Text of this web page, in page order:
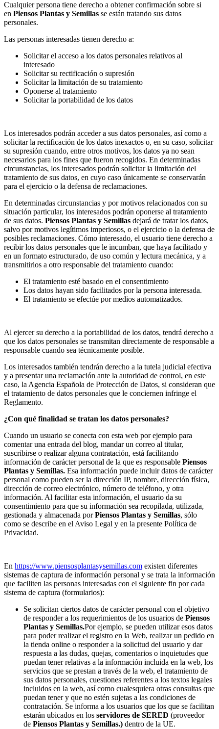
Cualquier persona tiene derecho a obtener confirmación sobre si
en Piensos Plantas y Semillas se están tratando sus datos
personales.
Las personas interesadas tienen derecho a:
Solicitar el acceso a los datos personales relativos al
interesado
Solicitar su rectificación o supresión
Solicitar la limitación de su tratamiento
Oponerse al tratamiento
Solicitar la portabilidad de los datos
Los interesados podrán acceder a sus datos personales, así como a
solicitar la rectificación de los datos inexactos o, en su caso, solicitar
su supresión cuando, entre otros motivos, los datos ya no sean
necesarios para los fines que fueron recogidos. En determinadas
circunstancias, los interesados podrán solicitar la limitación del
tratamiento de sus datos, en cuyo caso únicamente se conservarán
para el ejercicio o la defensa de reclamaciones.
En determinadas circunstancias y por motivos relacionados con su
situación particular, los interesados podrán oponerse al tratamiento
de sus datos. Piensos Plantas y Semillas dejará de tratar los datos,
salvo por motivos legítimos imperiosos, o el ejercicio o la defensa de
posibles reclamaciones. Cómo interesado, el usuario tiene derecho a
recibir los datos personales que le incumban, que haya facilitado y
en un formato estructurado, de uso común y lectura mecánica, y a
transmitirlos a otro responsable del tratamiento cuando:
El tratamiento esté basado en el consentimiento
Los datos hayan sido facilitados por la persona interesada.
El tratamiento se efectúe por medios automatizados.
Al ejercer su derecho a la portabilidad de los datos, tendrá derecho a
que los datos personales se transmitan directamente de responsable a
responsable cuando sea técnicamente posible.
Los interesados también tendrán derecho a la tutela judicial efectiva
y a presentar una reclamación ante la autoridad de control, en este
caso, la Agencia Española de Protección de Datos, si consideran que
el tratamiento de datos personales que le conciernen infringe el
Reglamento.
¿Con qué finalidad se tratan los datos personales?
Cuando un usuario se conecta con esta web por ejemplo para
comentar una entrada del blog, mandar un correo al titular,
suscribirse o realizar alguna contratación, está facilitando
información de carácter personal de la que es responsable Piensos
Plantas y Semillas. Esa información puede incluir datos de carácter
personal como pueden ser la dirección IP, nombre, dirección física,
dirección de correo electrónico, número de teléfono, y otra
información. Al facilitar esta información, el usuario da su
consentimiento para que su información sea recopilada, utilizada,
gestionada y almacenada porPiensos Plantas y Semillas, sólo
como se describe en el Aviso Legal y en la presente Política de
Privacidad.
En https://www.piensosplantasysemillas.com existen diferentes
sistemas de captura de información personal y se trata la información
que faciliten las personas interesadas con el siguiente fin por cada
sistema de captura (formularios):
Se solicitan ciertos datos de carácter personal con el objetivo
de responder a los requerimientos de los usuarios de Piensos
Plantas y Semillas.Por ejemplo, se pueden utilizar esos datos
para poder realizar el registro en la Web, realizar un pedido en
la tienda online o responder a la solicitud del usuario y dar
respuesta a las dudas, quejas, comentarios o inquietudes que
puedan tener relativas a la información incluida en la web, los
servicios que se prestan a través de la web, el tratamiento de
sus datos personales, cuestiones referentes a los textos legales
incluidos en la web, así como cualesquiera otras consultas que
puedan tener y que no estén sujetas a las condiciones de
contratación. Se informa a los usuarios que los que se facilitan
estarán ubicados en los servidores de SERED (proveedor
de Piensos Plantas y Semillas.) dentro de la UE.